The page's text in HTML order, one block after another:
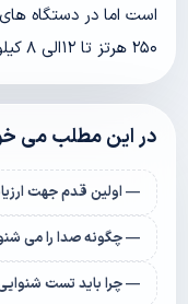
است اما در دستگاه
۲۵۰ هرتز تا ۱۲الی ۸ کیلو هرتز، ارزیابی می شود.
در این مطلب می
— اولین قدم جهت
— چگونه صدا را می
— چرا باید تست